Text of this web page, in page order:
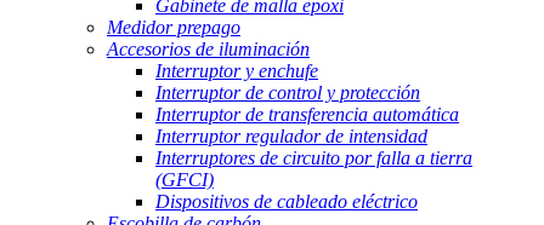
Gabinete de malla epoxi
Medidor prepago
Accesorios de iluminación
Interruptor y enchufe
Interruptor de control y protección
Interruptor de transferencia automática
Interruptor regulador de intensidad
Interruptores de circuito por falla a tierra
(GFCI)
Dispositivos de cableado eléctrico